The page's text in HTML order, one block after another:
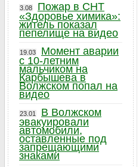
3.08
Пожар в СНТ
«Здоровье химика»:
житель показал
пепелище на видео
19.03
Момент аварии
с 10-летним
мальчиком на
Карбышева в
Волжском попал на
видео
23.01
В Волжском
эвакуировали
автомобили,
оставленные под
запрещающими
знаками